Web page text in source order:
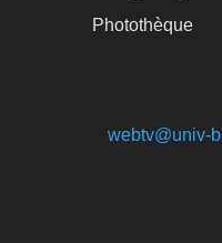
Photothèque
webtv@univ-